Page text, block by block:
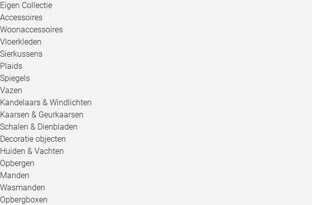
Eigen Collectie
Accessoires
Woonaccessoires
Vloerkleden
Sierkussens
Plaids
Spiegels
Vazen
Kandelaars & Windlichten
Kaarsen & Geurkaarsen
Schalen & Dienbladen
Decoratie objecten
Huiden & Vachten
Opbergen
Manden
Wasmanden
Opbergboxen